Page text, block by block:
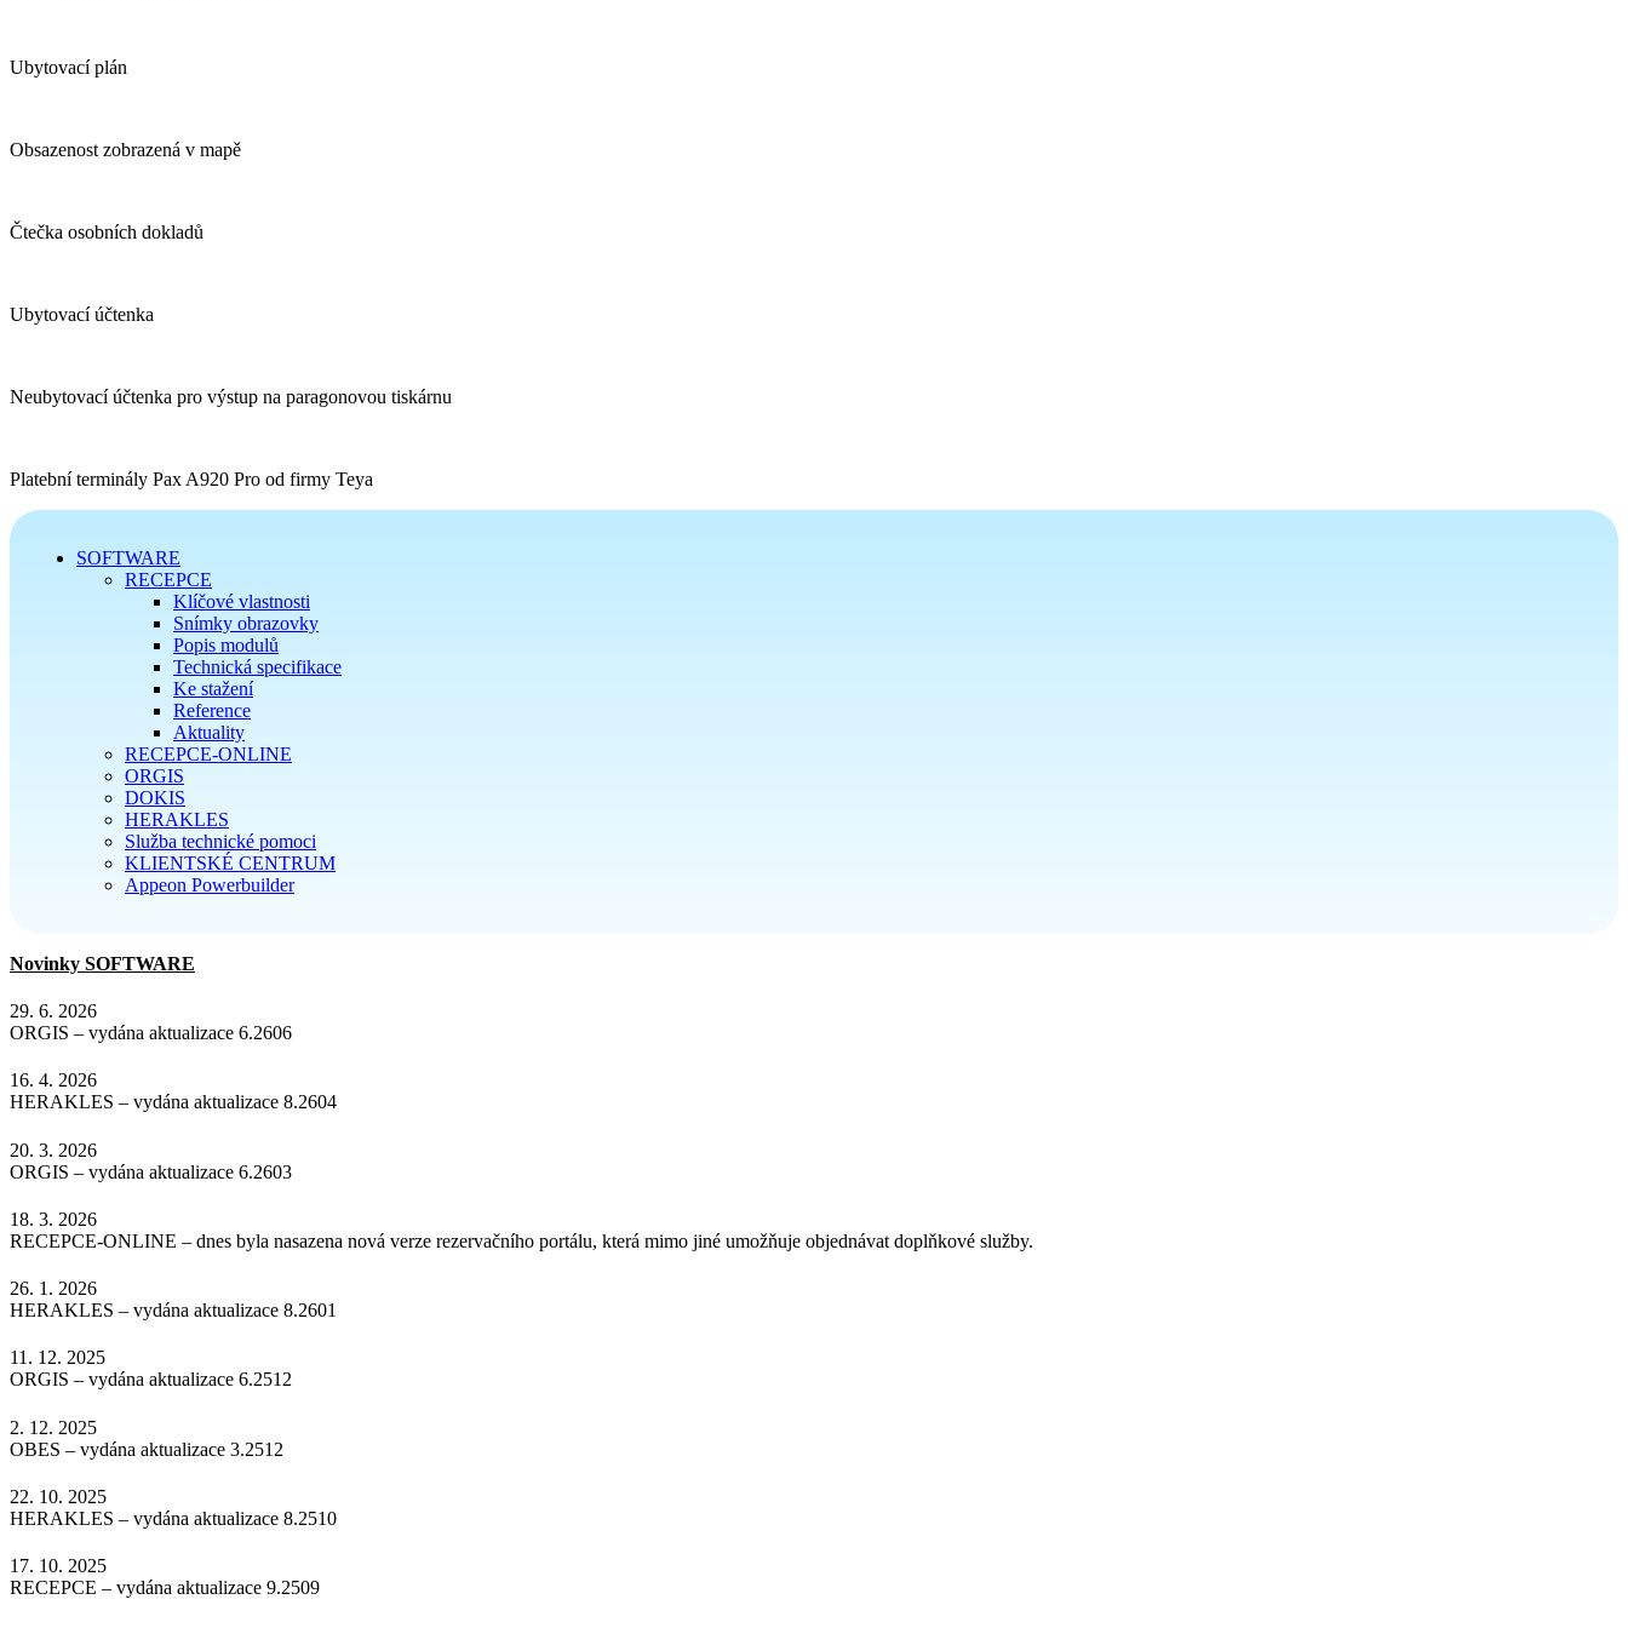
Ubytovací plán
Obsazenost zobrazená v mapě
Čtečka osobních dokladů
Ubytovací účtenka
Neubytovací účtenka pro výstup na paragonovou tiskárnu
Platební terminály Pax A920 Pro od firmy Teya
SOFTWARE
RECEPCE
Klíčové vlastnosti
Snímky obrazovky
Popis modulů
Technická specifikace
Ke stažení
Reference
Aktuality
RECEPCE-ONLINE
ORGIS
DOKIS
HERAKLES
Služba technické pomoci
KLIENTSKÉ CENTRUM
Appeon Powerbuilder
Novinky SOFTWARE
29. 6. 2026
ORGIS – vydána aktualizace 6.2606
16. 4. 2026
HERAKLES – vydána aktualizace 8.2604
20. 3. 2026
ORGIS – vydána aktualizace 6.2603
18. 3. 2026
RECEPCE-ONLINE – dnes byla nasazena nová verze rezervačního portálu, která mimo jiné umožňuje objednávat doplňkové služby.
26. 1. 2026
HERAKLES – vydána aktualizace 8.2601
11. 12. 2025
ORGIS – vydána aktualizace 6.2512
2. 12. 2025
OBES – vydána aktualizace 3.2512
22. 10. 2025
HERAKLES – vydána aktualizace 8.2510
17. 10. 2025
RECEPCE – vydána aktualizace 9.2509